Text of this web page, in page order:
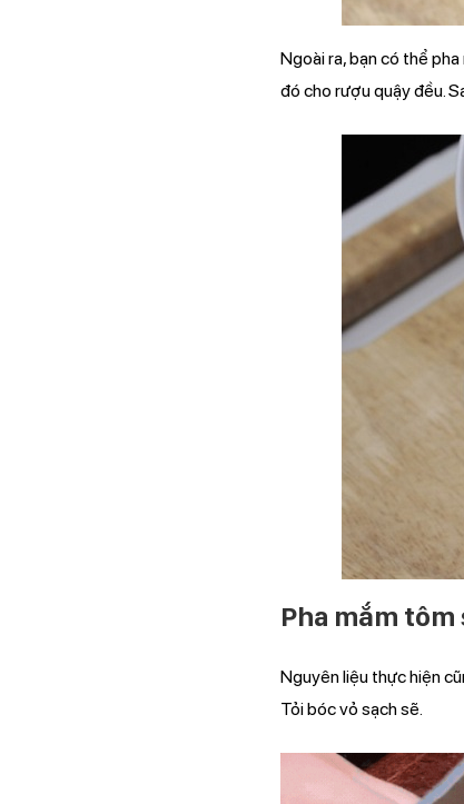
Ngoài ra, bạn có thể
đó cho rượu quậy đều.
Pha mắm tôm
Nguyên liệu thực hiện
Tỏi bóc vỏ sạch sẽ.